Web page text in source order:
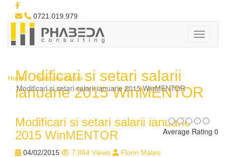
0721.019.979
Modificari si setari salarii
ianuarie 2015 WinMENTOR
Home Versiune Noua
Modificari si setari salarii ianuarie 2015 WinMENTOR
Modificari si setari salarii ianuarie
2015 WinMENTOR
Average Rating 0
04/02/2015 7,864 Views Florin Mates